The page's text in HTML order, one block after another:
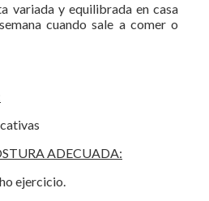
variada y equilibrada en casa
cuando sale a comer o
ADECUADA:
ejercicio.